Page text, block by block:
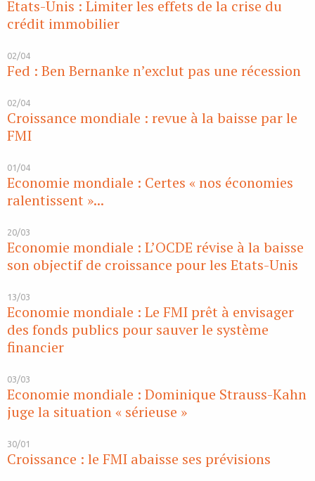
Etats-Unis : Limiter les effets de la crise du
crédit immobilier
02/04
Fed : Ben Bernanke n’exclut pas une récession
02/04
Croissance mondiale : revue à la baisse par le
FMI
01/04
Economie mondiale : Certes « nos économies
ralentissent »...
20/03
Economie mondiale : L’OCDE révise à la baisse
son objectif de croissance pour les Etats-Unis
13/03
Economie mondiale : Le FMI prêt à envisager
des fonds publics pour sauver le système
financier
03/03
Economie mondiale : Dominique Strauss-Kahn
juge la situation « sérieuse »
30/01
Croissance : le FMI abaisse ses prévisions